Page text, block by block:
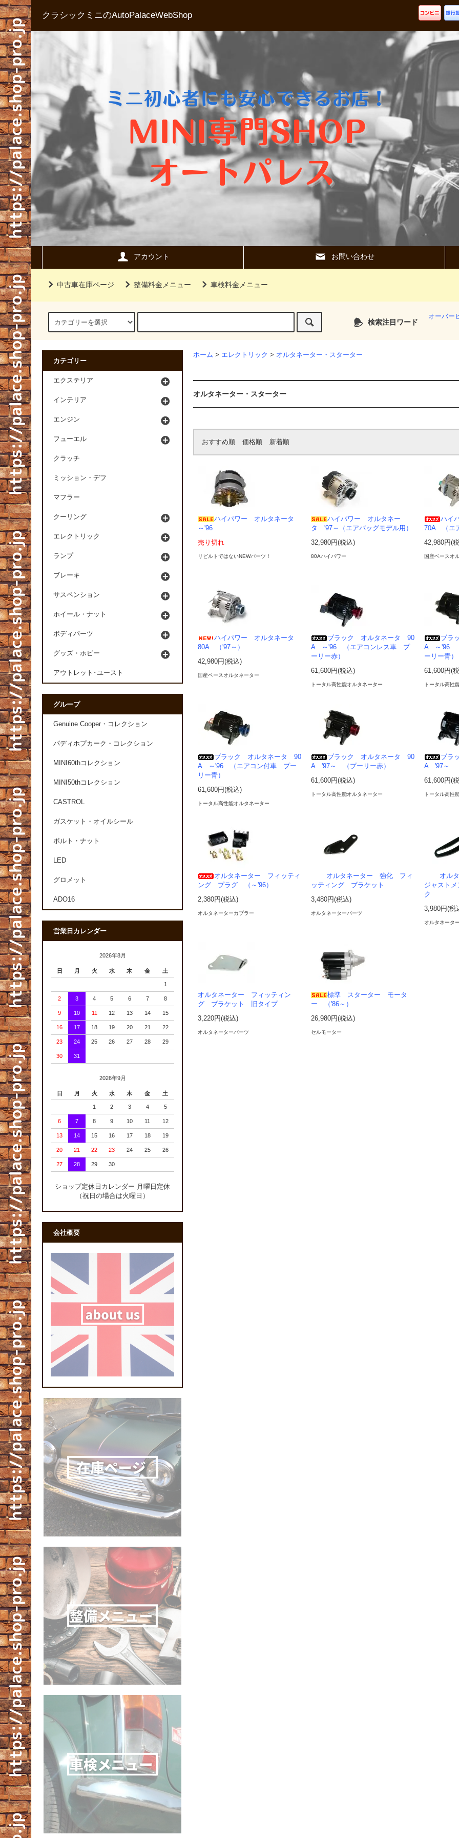
クラシックミニのAutoPalaceWebShop
アカウント お問い合わせ
中古車在庫ページ 整備料金メニュー 車検料金メニュー
検索注目ワード
オーバー
ホーム > エレクトリック > オルタネーター・スターター
オルタネーター・スターター
おすすめ順 価格順 新着順
ハイパワー オルタネータ
～'96
売り切れ
リビルトではないNEWパーツ！
ハイパワー オルタネー
タ '97～（エアバッグモデル用）
32,980円(税込)
80Aハイパワー
ハイ
70A （エ
42,980円(
国産ベースオ
ハイパワー オルタネータ
80A （'97～）
42,980円(税込)
国産ベースオルタネーター
ブラック オルタネータ 90
A ～'96 （エアコンレス車 プ
ーリー赤）
61,600円(税込)
トータル高性能オルタネーター
ブラ
A ～'96
ーリー青）
61,600円(
トータル高性
ブラック オルタネータ 90
A ～'96 （エアコン付車 プー
リー青）
61,600円(税込)
トータル高性能オルタネーター
ブラック オルタネータ 90
A '97～ （プーリー赤）
61,600円(税込)
トータル高性能オルタネーター
ブラ
A '97～ （
61,600円(
トータル高性
オルタネーター フィッティ
ング プラグ （～'96）
2,380円(税込)
オルタネーターカプラー
オルタネーター 強化 フィ
ッティング ブラケット
3,480円(税込)
オルタネーターパーツ
オル
ジャスト
ク
3,980円(税
オルタネータ
オルタネーター フィッティン
グ ブラケット 旧タイプ
3,220円(税込)
オルタネーターパーツ
標準 スターター モータ
ー （'86～）
26,980円(税込)
セルモーター
カテゴリー
エクステリア
インテリア
エンジン
フューエル
クラッチ
ミッション・デフ
マフラー
クーリング
エレクトリック
ランプ
ブレーキ
サスペンション
ホイール・ナット
ボディパーツ
グッズ・ホビー
アウトレット･ユースト
グループ
Genuine Cooper・コレクション
パディホプカーク・コレクション
MINI60thコレクション
MINI50thコレクション
CASTROL
ガスケット・オイルシール
ボルト・ナット
LED
グロメット
ADO16
営業日カレンダー
2026年8月
日 月 火 水 木 金 土
1
2 3 4 5 6 7 8
9 10 11 12 13 14 15
16 17 18 19 20 21 22
23 24 25 26 27 28 29
30 31
2026年9月
日 月 火 水 木 金 土
1 2 3 4 5
6 7 8 9 10 11 12
13 14 15 16 17 18 19
20 21 22 23 24 25 26
27 28 29 30
ショップ定休日カレンダー 月曜日定休
（祝日の場合は火曜日）
会社概要